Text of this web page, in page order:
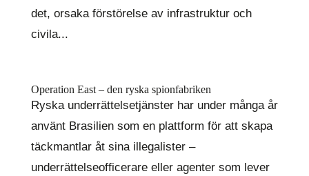
det, orsaka förstörelse av infrastruktur och
civila...
Operation East – den ryska spionfabriken
Ryska underrättelsetjänster har under många år
använt Brasilien som en plattform för att skapa
täckmantlar åt sina illegalister –
underrättelseofficerare eller agenter som lever